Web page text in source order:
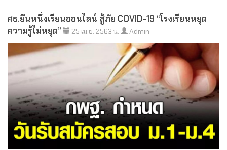
ศธ.ยืนหนึ่งเรียนออนไลน์ สู้ภัย COVID-19 “โรงเรียนหยุด
ความรู้ไม่หยุด”
25 เม.ย. 2563 น. Admin